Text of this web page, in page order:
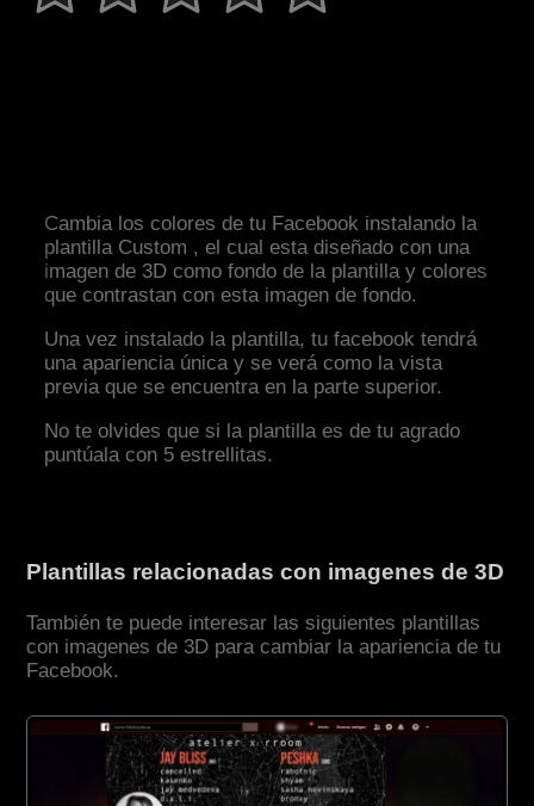
Cambia los colores de tu Facebook instalando la
plantilla Custom , el cual esta diseñado con una
imagen de 3D como fondo de la plantilla y colores
que contrastan con esta imagen de fondo.
Una vez instalado la plantilla, tu facebook tendrá
una apariencia única y se verá como la vista
previa que se encuentra en la parte superior.
No te olvides que si la plantilla es de tu agrado
puntúala con 5 estrellitas.
Plantillas relacionadas con imagenes de 3D
También te puede interesar las siguientes plantillas
con imagenes de 3D para cambiar la apariencia de tu
Facebook.